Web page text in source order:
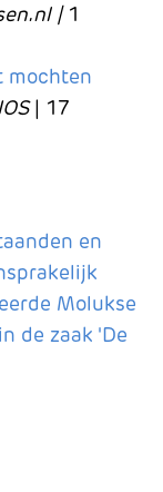
| 1
mochten
| 17
en
Molukse
de zaak 'De